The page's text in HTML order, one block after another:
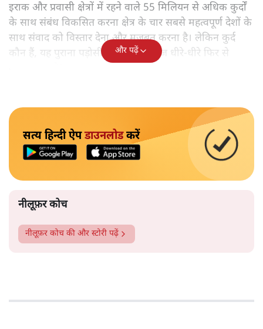
इराक और प्रवासी क्षेत्रों में रहने वाले 55 मिलियन से अधिक कुर्दों
के साथ संबंध विकसित करना क्षेत्र के चार सबसे महत्वपूर्ण देशों के
साथ संवाद को विस्तार देना और मजबूत करना है। लेकिन कुर्द
कौन हैं, यह पुराना पड़ोसी जिसे भारत आज धीरे-धीरे फिर से
और पढ़ें
सत्य हिन्दी ऐपडाउनलोडकरें
नीलूफ़र कोच
नीलूफ़र कोच की और स्टोरी पढ़ें